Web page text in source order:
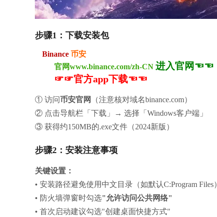
步骤1：下载安装包
Binance 币安
官网www.binance.com/zh-CN 进入官网☜☜
☞☞官方app下载☜☜
① 访问币安官网
（注意核对域名binance.com）
② 点击导航栏「下载」→ 选择「Windows客户端」
③ 获得约150MB的.exe文件（2024新版）
步骤2：安装注意事项
关键设置：
• 安装路径避免使用中文目录（如默认C:Program Files
• 防火墙弹窗时勾选"允许访问公共网络"
• 首次启动建议勾选"创建桌面快捷方式"